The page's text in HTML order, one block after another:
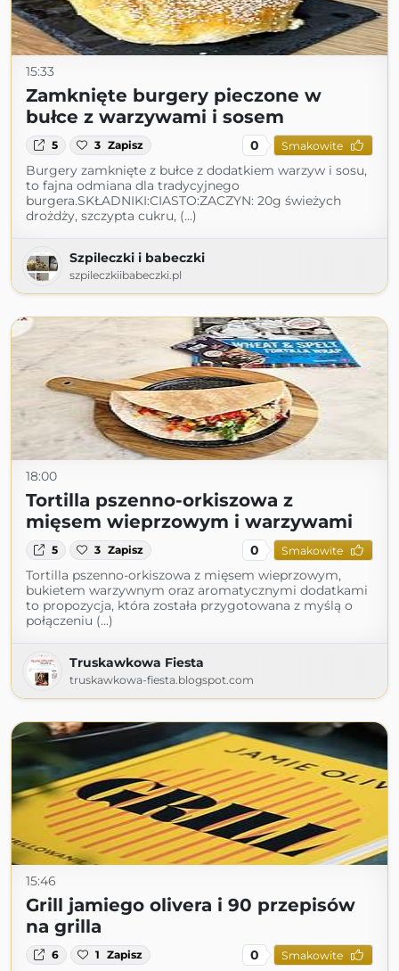
15:33
Zamknięte burgery pieczone w
bułce z warzywami i sosem
5 3 Zapisz 0 Smakowite
Burgery zamknięte z bułce z dodatkiem warzyw i sosu,
to fajna odmiana dla tradycyjnego
burgera.SKŁADNIKI:CIASTO:ZACZYN: 20g świeżych
drożdży, szczypta cukru, (...)
Szpileczki i babeczki
szpileczkiibabeczki.pl
18:00
Tortilla pszenno-orkiszowa z
mięsem wieprzowym i warzywami
5 3 Zapisz 0 Smakowite
Tortilla pszenno-orkiszowa z mięsem wieprzowym,
bukietem warzywnym oraz aromatycznymi dodatkami
to propozycja, która została przygotowana z myślą o
połączeniu (...)
Truskawkowa Fiesta
truskawkowa-fiesta.blogspot.com
15:46
Grill jamiego olivera i 90 przepisów
na grilla
6 1 Zapisz 0 Smakowite